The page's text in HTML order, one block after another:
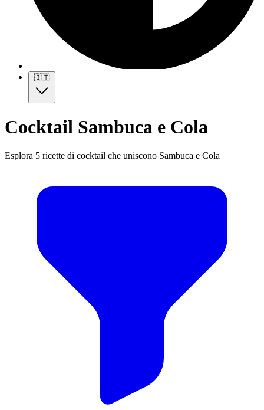
🇮🇹
Cocktail Sambuca e Cola
Esplora 5 ricette di cocktail che uniscono Sambuca e Cola